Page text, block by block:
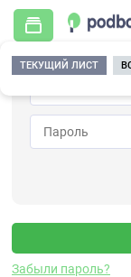
Забыли пароль?
ТЕКУЩИЙ ЛИСТ
Главная /
Датчик